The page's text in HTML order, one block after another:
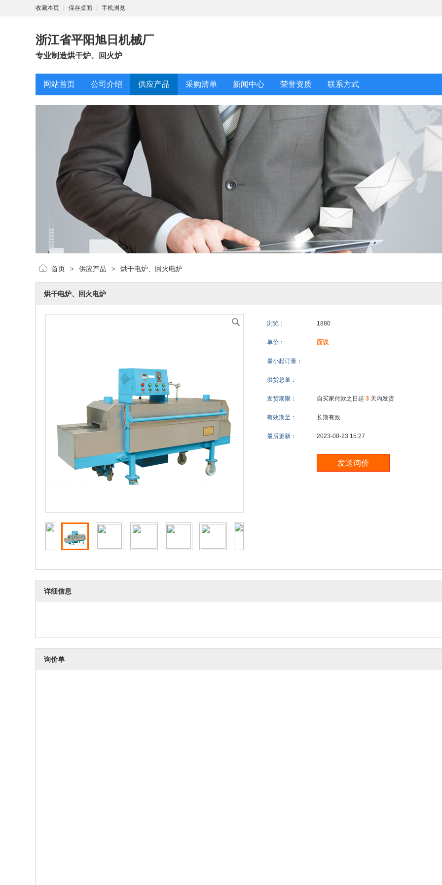
收藏本页 保存桌面 手机浏览
浙江省平阳旭日机械厂
专业制造烘干炉、回火炉
网站首页 公司介绍 供应产品 采购清单 新闻中心 荣誉资质 联系方式
首页 > 供应产品 > 烘干电炉、回火电炉
烘干电炉、回火电炉
浏览： 1880
单价： 面议
最小起订量：
供货总量：
发货期限： 自买家付款之日起 3 天内发货
有效期至： 长期有效
最后更新： 2023-08-23 15:27
详细信息
询价单